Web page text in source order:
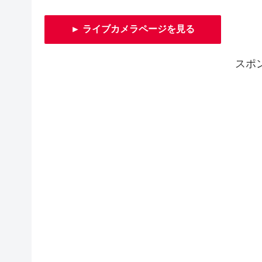
► ライブカメラページを見る
スポ